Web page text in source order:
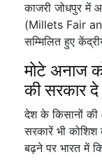
काजरी जोधपुर में
(Millets Fair
सम्मिलित हुए
मोटे अनाज
की सरकार
देश के किसानों
सरकारें भी
बढ़ने पर भारत में